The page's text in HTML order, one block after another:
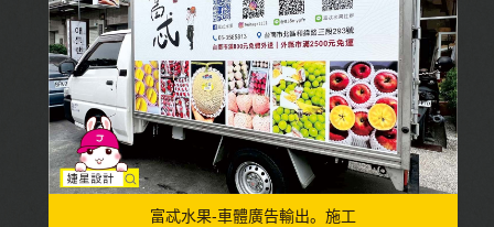
富忒水果-車體廣告輸出。施工